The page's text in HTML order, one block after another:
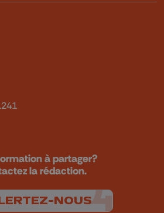
à partager?
la rédaction.
NOUS